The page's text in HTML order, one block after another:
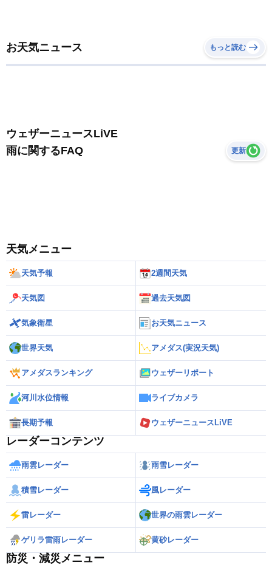
お天気ニュース もっと読む
ウェザーニュースLiVE
雨に関するFAQ
更新
天気メニュー
天気予報 2週間天気
天気図 過去天気図
気象衛星 お天気ニュース
世界天気 アメダス(実況天気)
アメダスランキング ウェザーリポート
河川水位情報 ライブカメラ
長期予報 ウェザーニュースLiVE
レーダーコンテンツ
雨雲レーダー 雨雪レーダー
積雪レーダー 風レーダー
雷レーダー 世界の雨雲レーダー
ゲリラ雷雨レーダー 黄砂レーダー
防災・減災メニュー